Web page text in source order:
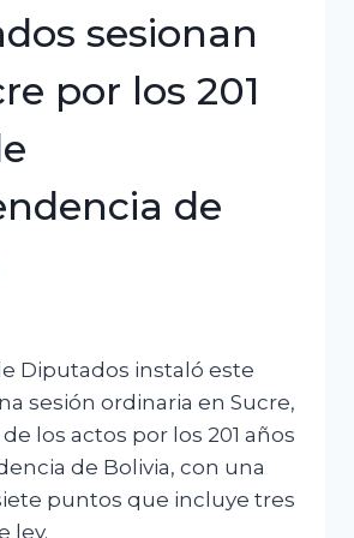
sesionan
por los 201
de
Diputados instaló este
sesión ordinaria en Sucre,
los actos por los 201 años
de Bolivia, con una
puntos que incluye tres
ley.